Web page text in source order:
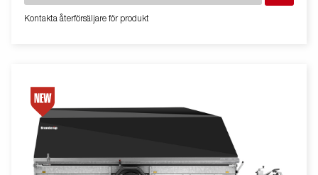
Kontakta återförsäljare för produkt